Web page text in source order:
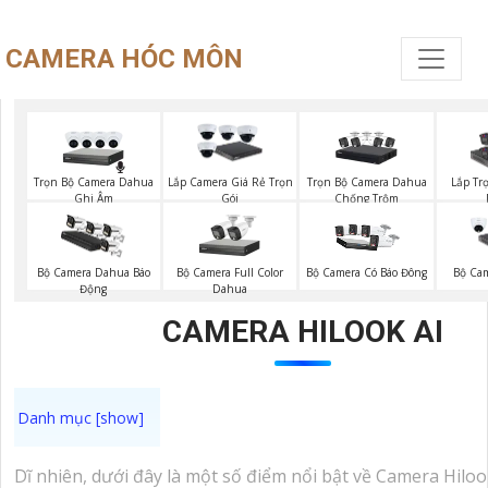
CAMERA HÓC MÔN
Trọn Bộ Camera Dahua
Ghi Âm
Lắp Camera Giá Rẻ Trọn
Gói
Trọn Bộ Camera Dahua
Chống Trộm
Lắp
Bộ Camera Dahua Báo
Động
Bộ Camera Full Color
Dahua
Bộ Camera Có Báo Đông Bộ
CAMERA HILOOK AI
Dĩ nhiên, dưới đây là một số điểm nổi bật về Camera